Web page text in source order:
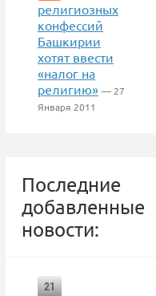
религиозных
конфессий
Башкирии
хотят ввести
«налог на
религию» — 27
Января 2011
Последние
добавленные
новости:
21